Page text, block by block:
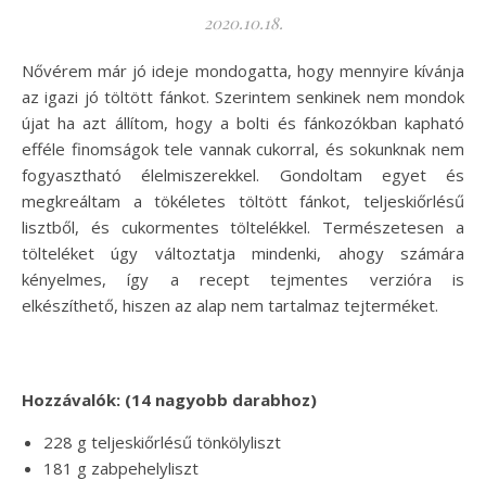
2020.10.18.
Nővérem már jó ideje mondogatta, hogy mennyire kívánja
az igazi jó töltött fánkot. Szerintem senkinek nem mondok
újat ha azt állítom, hogy a bolti és fánkozókban kapható
efféle finomságok tele vannak cukorral, és sokunknak nem
fogyasztható élelmiszerekkel. Gondoltam egyet és
megkreáltam a tökéletes töltött fánkot, teljeskiőrlésű
lisztből, és cukormentes töltelékkel. Természetesen a
tölteléket úgy változtatja mindenki, ahogy számára
kényelmes, így a recept tejmentes verzióra is
elkészíthető, hiszen az alap nem tartalmaz tejterméket.
Hozzávalók: (14 nagyobb darabhoz)
228 g teljeskiőrlésű tönkölyliszt
181 g zabpehelyliszt